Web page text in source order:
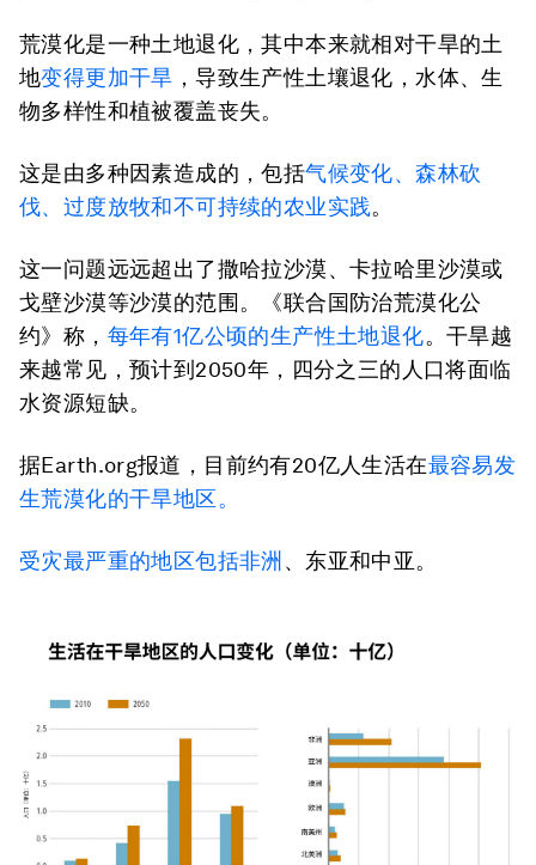
荒漠化是一种土地退化，其中本来就相对干旱的土
地变得更加干旱 ，导致生产性土壤退化，水体、生
物多样性和植被覆盖丧失。
这是由多种因素造成的，包括气候变化、森林砍
伐、过度放牧和不可持续的农业实践。
这一问题远远超出了撒哈拉沙漠、卡拉哈里沙漠或
戈壁沙漠等沙漠的范围。《联合国防治荒漠化公
约》称， 每年有1亿公顷的生产性土地退化。干旱越
来越常见，预计到2050年，四分之三的人口将面临
水资源短缺。
据Earth.org报道，目前约有20亿人生活在最容易发
生荒漠化的干旱地区。
受灾最严重的地区包括非洲 、东亚和中亚。